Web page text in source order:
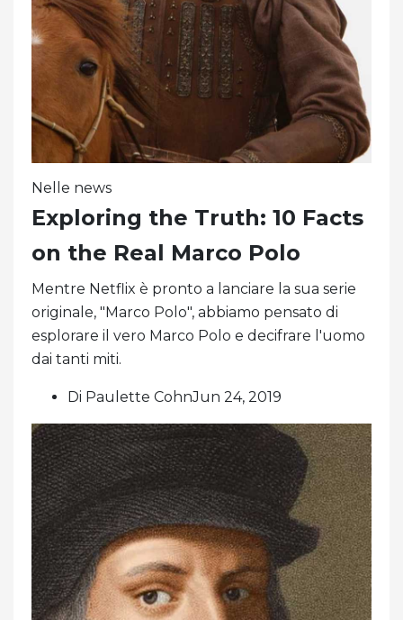
Nelle news
Exploring the Truth: 10 Facts
on the Real Marco Polo
Mentre Netflix è pronto a lanciare la sua serie
originale, "Marco Polo", abbiamo pensato di
esplorare il vero Marco Polo e decifrare l'uomo
dai tanti miti.
Di Paulette CohnJun 24, 2019